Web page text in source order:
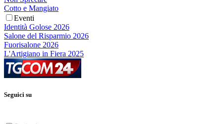
Cotto e Mangiato
Eventi
Identità Golose 2026
Salone del Risparmio 2026
Fuorisalone 2026
L'Artigiano in Fiera 2025
Seguici su